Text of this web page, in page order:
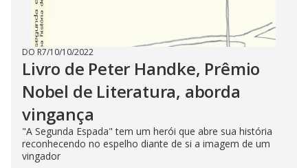
DO R7/10/10/2022
Livro de Peter Handke, Prêmio
Nobel de Literatura, aborda
vingança
"A Segunda Espada" tem um herói que abre sua história
reconhecendo no espelho diante de si a imagem de um
vingador